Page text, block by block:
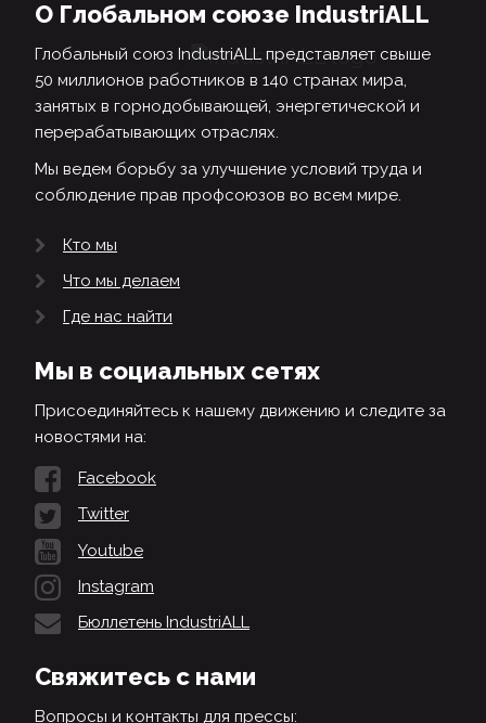
О Глобальном союзе IndustriALL
Глобальный союз IndustriALL представляет свыше
50 миллионов работников в 140 странах мира,
занятых в горнодобывающей, энергетической и
перерабатывающих отраслях.
Мы ведем борьбу за улучшение условий труда и
соблюдение прав профсоюзов во всем мире.
Кто мы
Что мы делаем
Где нас найти
Мы в социальных сетях
Присоединяйтесь к нашему движению и следите за
новостями на:
Facebook
Twitter
Youtube
Instagram
Бюллетень IndustriALL
Свяжитесь с нами
Вопросы и контакты для прессы: